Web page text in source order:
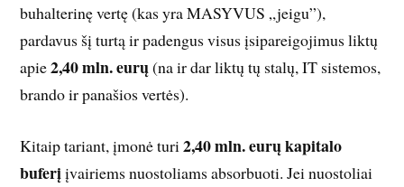
buhalterinę vertę (kas yra MASYVUS „jeigu”),
pardavus šį turtą ir padengus visus įsipareigojimus liktų
apie2,40 mln. eurų(na ir dar liktų tų stalų, IT sistemos,
brando ir panašios vertės).
Kitaip tariant, įmonė turi2,40 mln. eurų kapitalo
buferįįvairiems nuostoliams absorbuoti. Jei nuostoliai